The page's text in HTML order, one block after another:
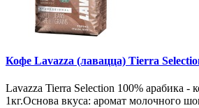
Кофе Lavazza (лавацца) Tierra
Lavazza Tierra Selection 100% арабика -
1кг.Основа вкуса: аромат молочного